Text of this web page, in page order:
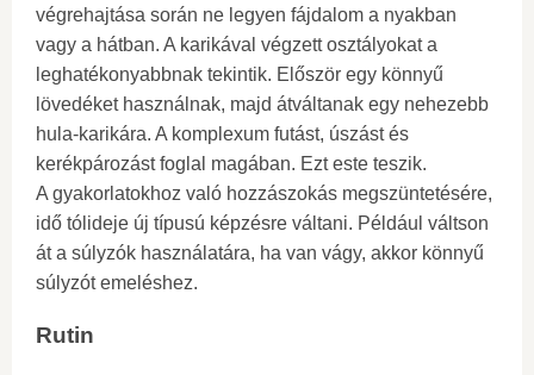
végrehajtása során ne legyen fájdalom a nyakban
vagy a hátban. A karikával végzett osztályokat a
leghatékonyabbnak tekintik. Először egy könnyű
lövedéket használnak, majd átváltanak egy nehezebb
hula-karikára. A komplexum futást, úszást és
kerékpározást foglal magában. Ezt este teszik.
A gyakorlatokhoz való hozzászokás megszüntetésére,
idő tólideje új típusú képzésre váltani. Például váltson
át a súlyzók használatára, ha van vágy, akkor könnyű
súlyzót emeléshez.
Rutin